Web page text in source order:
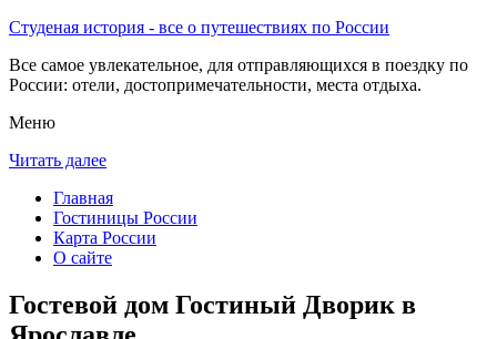
Студеная история - все о путешествиях по России
Все самое увлекательное, для отправляющихся в поездку по
России: отели, достопримечательности, места отдыха.
Меню
Читать далее
Главная
Гостиницы России
Карта России
О сайте
Гостевой дом Гостиный Дворик в